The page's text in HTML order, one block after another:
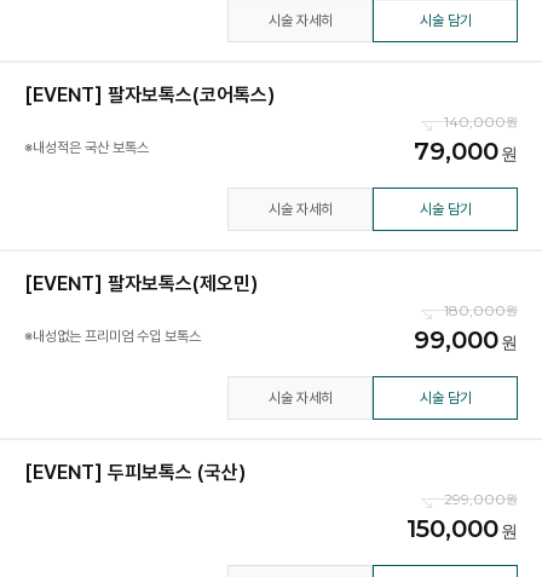
시술 자세히 시술 담기
[EVENT] 팔자보톡스(코어톡스)
※내성적은 국산 보톡스
140,000
79,000
시술 자세히 시술 담기
[EVENT] 팔자보톡스(제오민)
※내성없는 프리미엄 수입 보톡스
180,000
99,000
시술 자세히 시술 담기
[EVENT] 두피보톡스 (국산)
299,000
150,000